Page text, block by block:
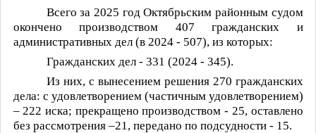
Всего за 2025 год Октябрьским районным судом
окончено производством 407 гражданских и
административных дел (в 2024 - 507), из которых:
Гражданских дел - 331 (2024 - 345).
Из них, с вынесением решения 270 гражданских
дела: с удовлетворением (частичным удовлетворением)
– 222 иска; прекращено производством - 25, оставлено
без рассмотрения –21, передано по подсудности - 15.